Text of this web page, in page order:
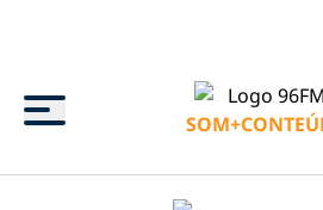
Menu